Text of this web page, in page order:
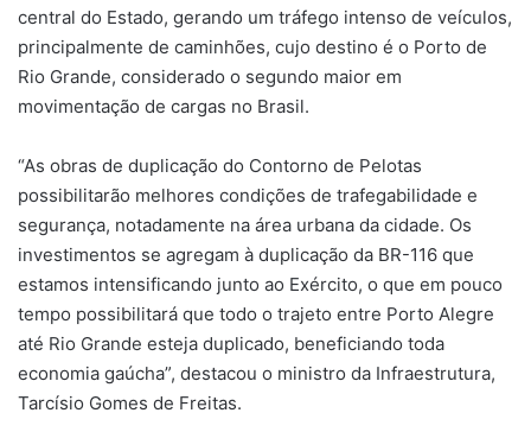
central do Estado, gerando um tráfego intenso de veículos,
principalmente de caminhões, cujo destino é o Porto de
Rio Grande, considerado o segundo maior em
movimentação de cargas no Brasil.
“As obras de duplicação do Contorno de Pelotas
possibilitarão melhores condições de trafegabilidade e
segurança, notadamente na área urbana da cidade. Os
investimentos se agregam à duplicação da BR-116 que
estamos intensificando junto ao Exército, o que em pouco
tempo possibilitará que todo o trajeto entre Porto Alegre
até Rio Grande esteja duplicado, beneficiando toda
economia gaúcha”, destacou o ministro da Infraestrutura,
Tarcísio Gomes de Freitas.